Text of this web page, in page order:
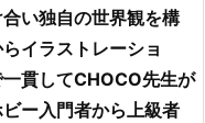
い独自の世界観を構
イラストレーショ
貫してCHOCO先生が
ー入門者から上級者